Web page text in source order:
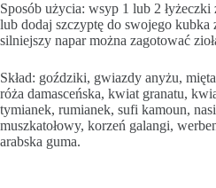
Sposób użycia: wsyp 1 lub 2
lub dodaj szczyptę do swojego kubka
silniejszy napar można zagotować
Skład: goździki, gwiazdy anyżu,
róża damasceńska, kwiat granatu,
tymianek, rumianek, sufi kamoun,
muszkatołowy, korzeń galangi,
arabska guma.